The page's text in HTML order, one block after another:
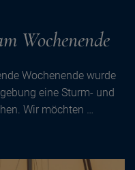
Wochenende
Wochenende wurde
eine Sturm- und
Wir möchten …